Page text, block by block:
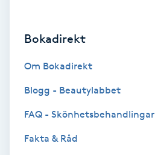
Hälsa
Hälsprickor
Bokadirekt
Om Bokadirekt
Blogg - Beautylabbet
FAQ - Skönhetsbehandlingar
Fakta & Råd